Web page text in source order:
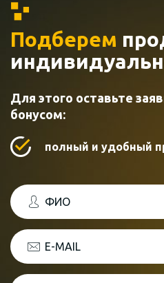
Подберем
Для этого оставьте
бонусом:
полный и удобный
ФИО
E-MAIL